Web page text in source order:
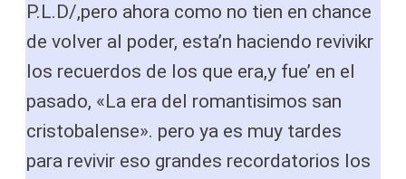
P.L.D/,pero ahora como no tien en chance
de volver al poder, esta’n haciendo revivikr
los recuerdos de los que era,y fue’ en el
pasado, «La era del romantisimos san
cristobalense». pero ya es muy tardes
para revivir eso grandes recordatorios los